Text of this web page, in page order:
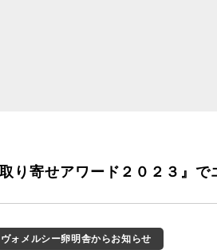
り寄せアワード２０２３』
ォ メルシー卵明舎からお知らせ